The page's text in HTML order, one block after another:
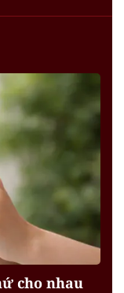
cho nhau